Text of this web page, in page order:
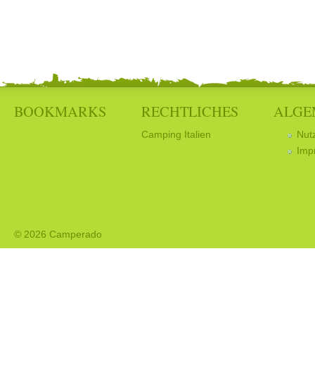
BOOKMARKS RECHTLICHES
Camping Italien
© 2026 Camperado